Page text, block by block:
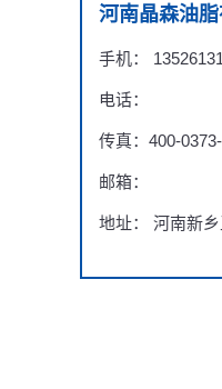
河南晶森油脂
手机：
电话：
传真：400-
邮箱：
地址： 河南新